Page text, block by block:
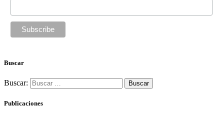
Buscar
Buscar:
Publicaciones